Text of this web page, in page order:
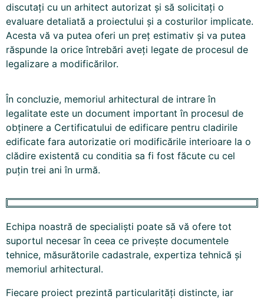
discutați cu un arhitect autorizat și să solicitați o
evaluare detaliată a proiectului și a costurilor implicate.
Acesta vă va putea oferi un preț estimativ și va putea
răspunde la orice întrebări aveți legate de procesul de
legalizare a modificărilor.
În concluzie, memoriul arhitectural de intrare în
legalitate este un document important în procesul de
obținere a Certificatului de edificare pentru cladirile
edificate fara autorizatie ori modificările interioare la o
clădire existentă cu conditia sa fi fost făcute cu cel
puțin trei ani în urmă.
Echipa noastră de specialiști poate să vă ofere tot
suportul necesar în ceea ce privește documentele
tehnice, măsurătorile cadastrale, expertiza tehnică și
memoriul arhitectural.
Fiecare proiect prezintă particularități distincte, iar